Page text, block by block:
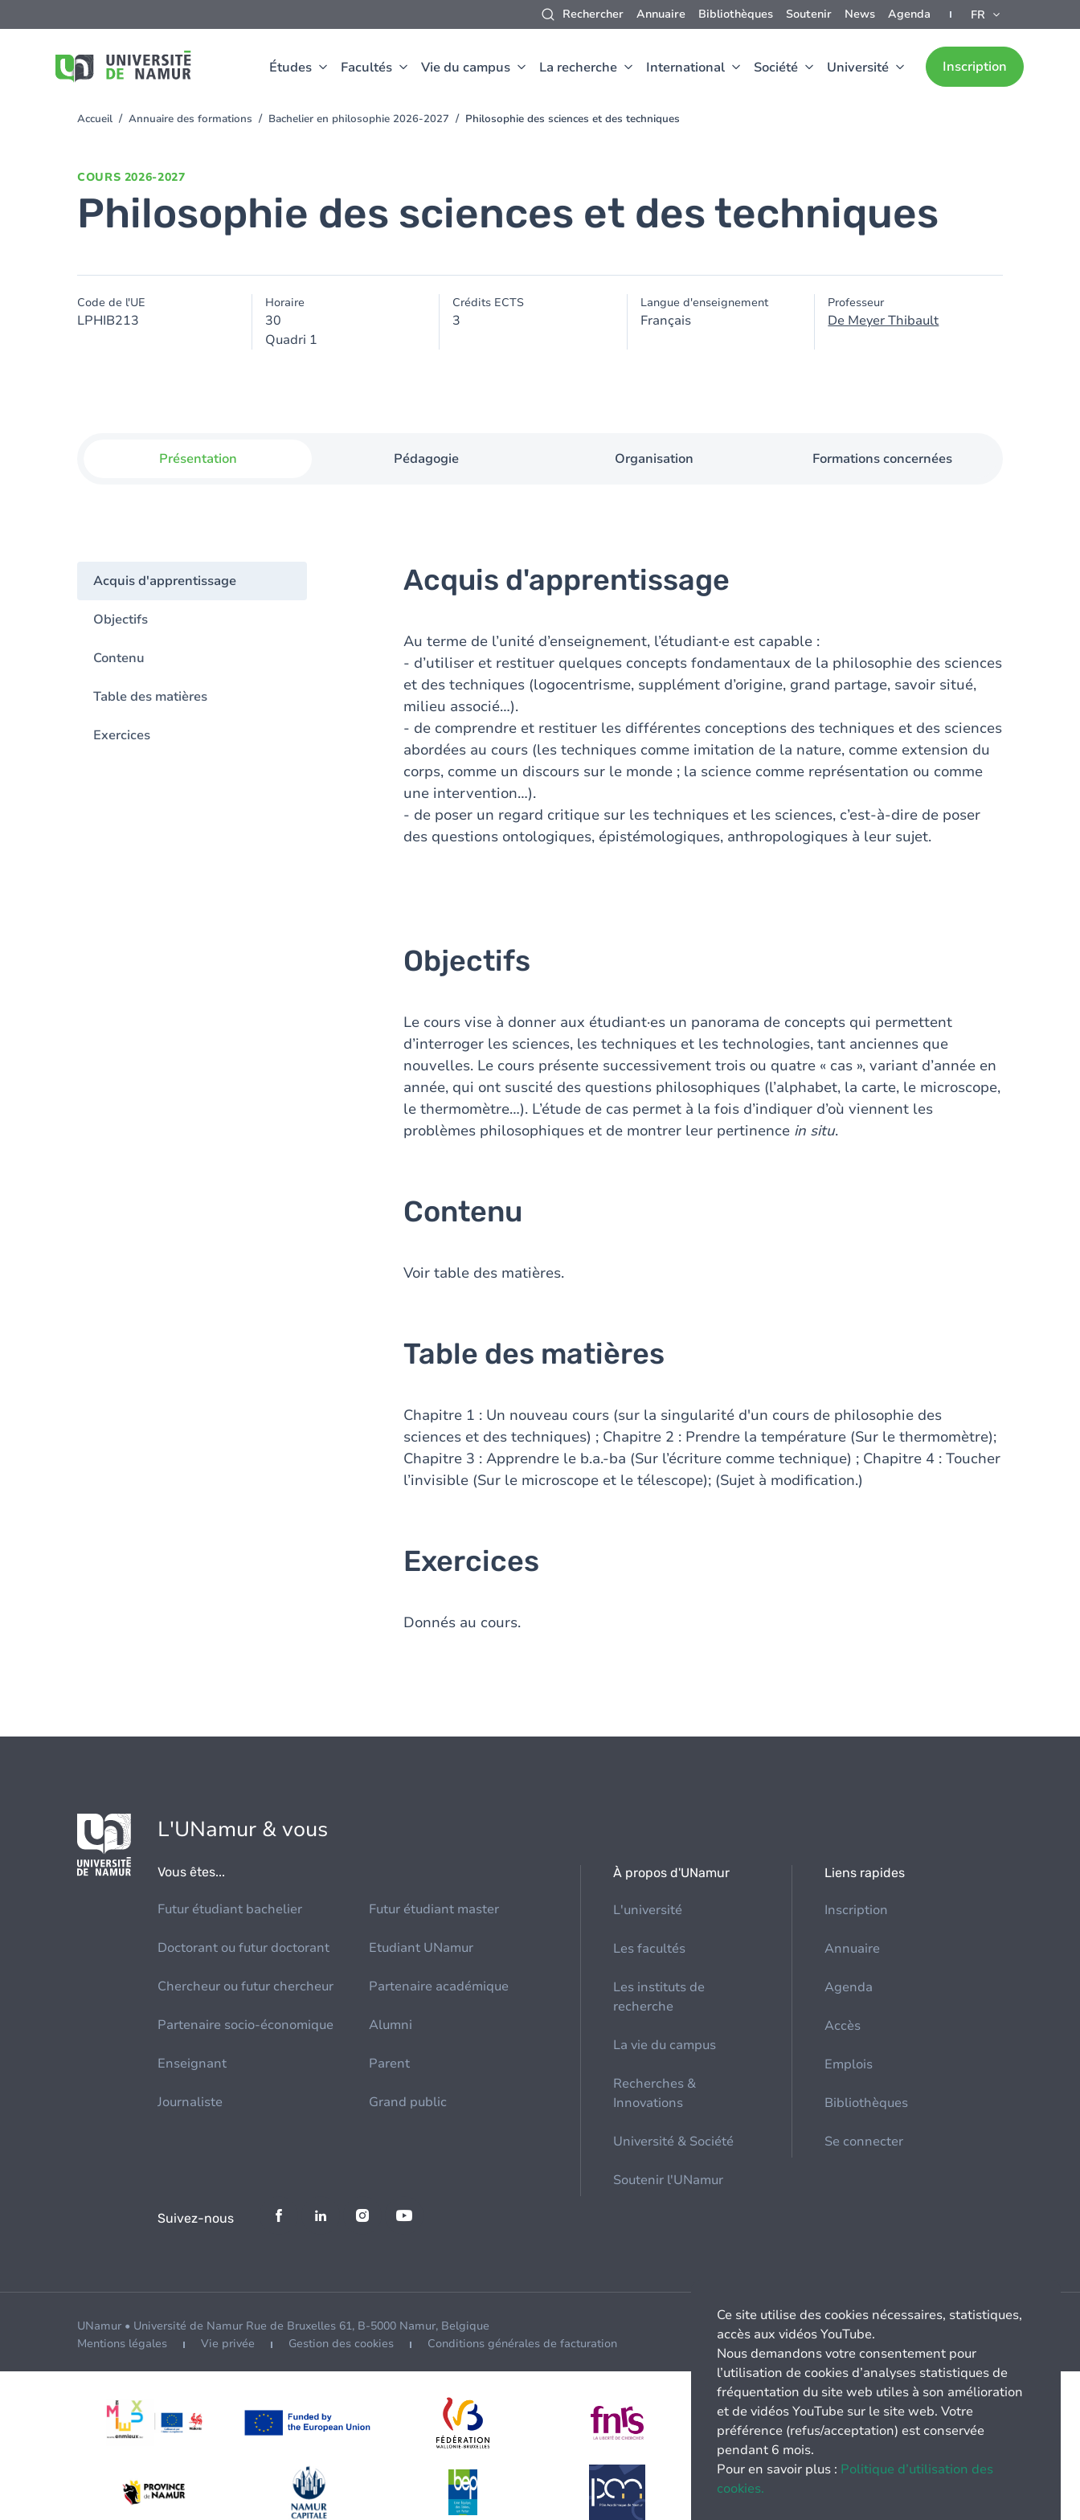
Rechercher Annuaire Bibliothèques Soutenir News Agenda FR
Études Facultés Vie du campus La recherche International Société Université Inscription
au
You
Accueil Annuaire des formations Bachelier en philosophie 2026-2027 Philosophie des sciences et des techniques
COURS 2026-2027
Philosophie des sciences et des techniques
Code de l'UE
LPHIB213
Horaire
30
Quadri 1
Crédits ECTS
3
Langue d'enseignement
Français
Professeur
De Meyer Thibault
Présentation Pédagogie Organisation Formations concernées
Acquis d'apprentissage
Objectifs
Contenu
Table des matières
Exercices
Acquis d'apprentissage
Au terme de l’unité d’enseignement, l’étudiant·e est capable :
- d’utiliser et restituer quelques concepts fondamentaux de la philosophie des sciences
et des techniques (logocentrisme, supplément d’origine, grand partage, savoir situé,
milieu associé…).
- de comprendre et restituer les différentes conceptions des techniques et des sciences
abordées au cours (les techniques comme imitation de la nature, comme extension du
corps, comme un discours sur le monde ; la science comme représentation ou comme
une intervention…).
- de poser un regard critique sur les techniques et les sciences, c’est-à-dire de poser
des questions ontologiques, épistémologiques, anthropologiques à leur sujet.
Objectifs
Le cours vise à donner aux étudiant·es un panorama de concepts qui permettent
d’interroger les sciences, les techniques et les technologies, tant anciennes que
nouvelles. Le cours présente successivement trois ou quatre « cas », variant d’année en
année, qui ont suscité des questions philosophiques (l’alphabet, la carte, le microscope,
le thermomètre…). L’étude de cas permet à la fois d’indiquer d’où viennent les
problèmes philosophiques et de montrer leur pertinence in situ.
Contenu
Voir table des matières.
Table des matières
Chapitre 1 : Un nouveau cours (sur la singularité d'un cours de philosophie des
sciences et des techniques) ; Chapitre 2 : Prendre la température (Sur le thermomètre);
Chapitre 3 : Apprendre le b.a.-ba (Sur l’écriture comme technique) ; Chapitre 4 : Toucher
l’invisible (Sur le microscope et le télescope); (Sujet à modification.)
Exercices
Donnés au cours.
L'UNamur & vous
Vous êtes...
Futur étudiant bachelier Futur étudiant master
Doctorant ou futur doctorant Etudiant UNamur
Chercheur ou futur chercheur Partenaire académique
Partenaire socio-économique Alumni
Enseignant Parent
Journaliste Grand public
À propos d'UNamur
L'université
Les facultés
Les instituts de
recherche
La vie du campus
Recherches &
Innovations
Université & Société
Soutenir l'UNamur
Liens rapides
Inscription
Annuaire
Agenda
Accès
Emplois
Bibliothèques
Se connecter
Suivez-nous
UNamur • Université de Namur Rue de Bruxelles 61, B-5000 Namur, Belgique
Mentions légales
Vie privée Gestion des cookies Conditions générales de facturation
Ce site utilise des cookies nécessaires, statistiques,
accès aux vidéos YouTube.
Nous demandons votre consentement pour
l’utilisation de cookies d’analyses statistiques de
fréquentation du site web utiles à son amélioration
et de vidéos YouTube sur le site web. Votre
préférence (refus/acceptation) est conservée
pendant 6 mois.
Pour en savoir plus : Politique d’utilisation des
cookies.